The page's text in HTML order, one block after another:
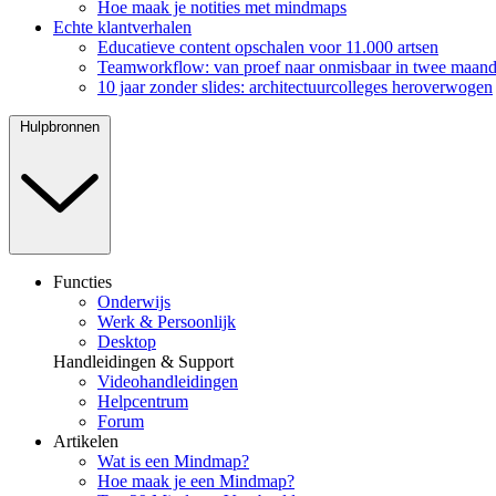
Hoe maak je notities met mindmaps
Echte klantverhalen
Educatieve content opschalen voor 11.000 artsen
Teamworkflow: van proef naar onmisbaar in twee
10 jaar zonder slides: architectuurcolleges heroverwogen
Hulpbronnen
Functies
Onderwijs
Werk & Persoonlijk
Desktop
Handleidingen & Support
Videohandleidingen
Helpcentrum
Forum
Artikelen
Wat is een Mindmap?
Hoe maak je een Mindmap?